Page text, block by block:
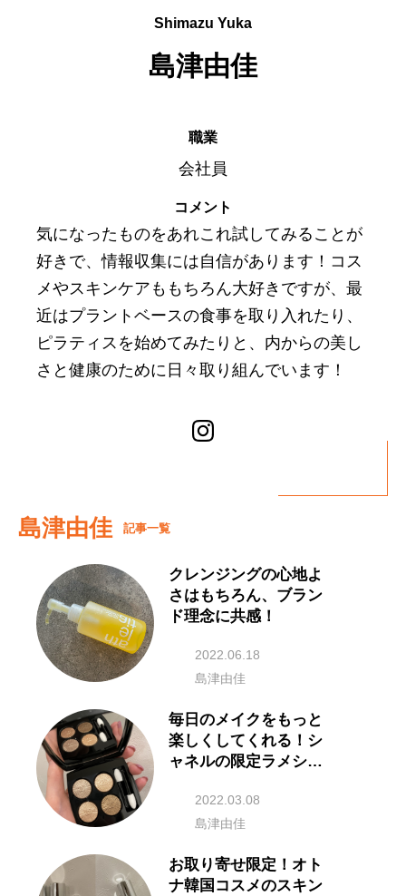
Shimazu Yuka
島津由佳
職業
会社員
コメント
気になったものをあれこれ試してみることが
好きで、情報収集には自信があります！コス
メやスキンケアももちろん大好きですが、最
近はプラントベースの食事を取り入れたり、
ピラティスを始めてみたりと、内からの美し
さと健康のために日々取り組んでいます！
島津由佳 記事一覧
クレンジングの心地よ
さはもちろん、ブラン
ド理念に共感！
2022.06.18
島津由佳
毎日のメイクをもっと
楽しくしてくれる！シ
ャネルの限定ラメシャ
2022.03.08
島津由佳
お取り寄せ限定！オト
ナ韓国コスメのスキン